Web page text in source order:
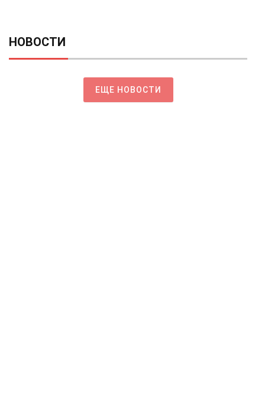
НОВОСТИ
ЕЩЕ НОВОСТИ